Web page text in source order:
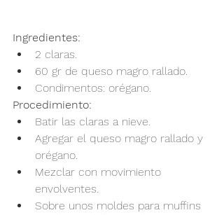
Ingredientes:
2 claras.
60 gr de queso magro rallado.
Condimentos: orégano.
Procedimiento:
Batir las claras a nieve.
Agregar el queso magro rallado y
orégano.
Mezclar con movimiento
envolventes.
Sobre unos moldes para muffins